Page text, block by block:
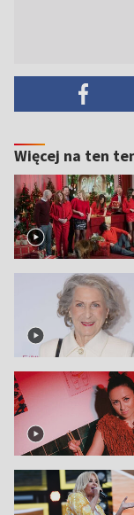
Więcej na ten